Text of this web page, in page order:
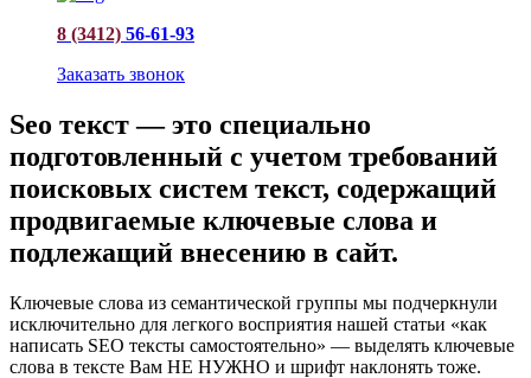
8 (3412) 56-61-93
Заказать звонок
Seo текст — это специально
подготовленный с учетом требований
поисковых систем текст, содержащий
продвигаемые ключевые слова и
подлежащий внесению в сайт.
Ключевые слова из семантической группы мы подчеркнули
исключительно для легкого восприятия нашей статьи «как
написать SEO тексты самостоятельно» — выделять ключевые
слова в тексте Вам НЕ НУЖНО и шрифт наклонять тоже.